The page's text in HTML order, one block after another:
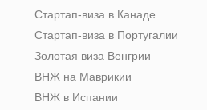
Стартап-виза в Канаде
Стартап-виза в Португалии
Золотая виза Венгрии
ВНЖ на Маврикии
ВНЖ в Испании